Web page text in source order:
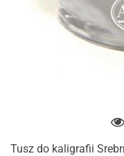
Tusz do kaligrafii